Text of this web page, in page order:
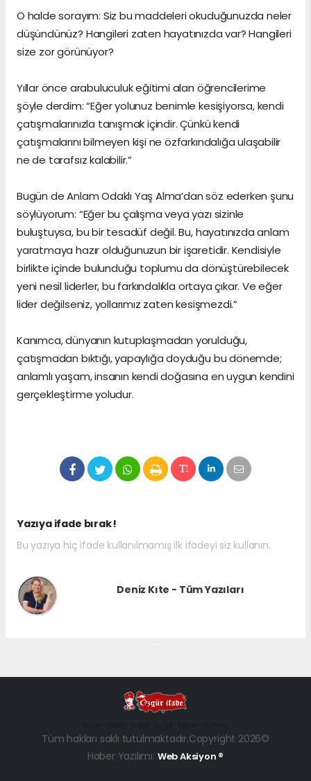
O halde sorayım: Siz bu maddeleri okuduğunuzda neler
düşündünüz? Hangileri zaten hayatınızda var? Hangileri
size zor görünüyor?
Yıllar önce arabuluculuk eğitimi alan öğrencilerime
şöyle derdim: “Eğer yolunuz benimle kesişiyorsa, kendi
çatışmalarınızla tanışmak içindir. Çünkü kendi
çatışmalarını bilmeyen kişi ne özfarkındalığa ulaşabilir
ne de tarafsız kalabilir.”
Bugün de Anlam Odaklı Yaş Alma’dan söz ederken şunu
söylüyorum: “Eğer bu çalışma veya yazı sizinle
buluştuysa, bu bir tesadüf değil. Bu, hayatınızda anlam
yaratmaya hazır olduğunuzun bir işaretidir. Kendisiyle
birlikte içinde bulunduğu toplumu da dönüştürebilecek
yeni nesil liderler, bu farkındalıkla ortaya çıkar. Ve eğer
lider değilseniz, yollarımız zaten kesişmezdi.”
Kanımca, dünyanın kutuplaşmadan yorulduğu,
çatışmadan bıktığı, yapaylığa doyduğu bu dönemde;
anlamlı yaşam, insanın kendi doğasına en uygun kendini
gerçekleştirme yoludur.
Yazıya ifade bırak !
Bu yazıya hiç ifade kullanılmamış ilk ifadeyi siz kullanın.
Deniz Kıte - Tüm Yazıları
Tüm hakları saklı tutulmaktadır.Copyright 2026©
Haber Yazılımı: Web Aksiyon ®